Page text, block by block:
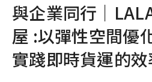
與企業同行｜
屋 :以彈性空間優
實踐即時貨運的